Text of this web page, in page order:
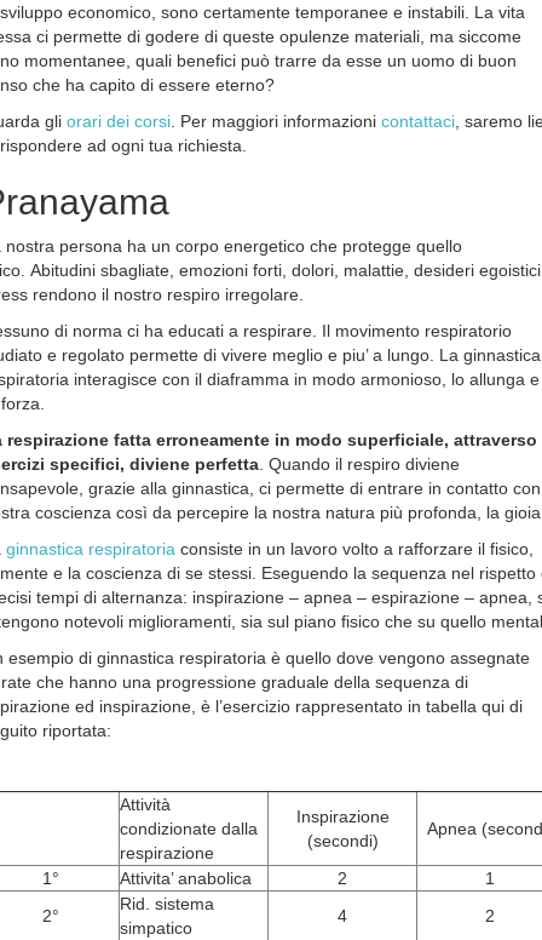
economico, sono certamente temporanee e instabili. La vita
ci permette di godere di queste opulenze materiali, ma siccome
momentanee, quali benefici può trarre da esse un uomo di buon
che ha capito di essere eterno?
gli orari dei corsi . Per maggiori informazioni contattaci , saremo
ad ogni tua richiesta.
nostra persona ha un corpo energetico che protegge quello
Abitudini sbagliate, emozioni forti, dolori, malattie, desideri
rendono il nostro respiro irregolare.
di norma ci ha educati a respirare. Il movimento respiratorio
e regolato permette di vivere meglio e piu’ a lungo. La ginnastica
interagisce con il diaframma in modo armonioso, lo allunga
respirazione fatta erroneamente in modo superficiale, attraverso
specifici, diviene perfetta . Quando il respiro diviene
grazie alla ginnastica, ci permette di entrare in contatto
coscienza così da percepire la nostra natura più profonda, la
ginnastica respiratoria consiste in un lavoro volto a rafforzare il fisico,
e la coscienza di se stessi. Eseguendo la sequenza nel rispetto
tempi di alternanza: inspirazione – apnea – espirazione – apnea,
notevoli miglioramenti, sia sul piano fisico che su quello
esempio di ginnastica respiratoria è quello dove vengono assegnate
che hanno una progressione graduale della sequenza di
ed inspirazione, è l’esercizio rappresentato in tabella qui di
riportata:
Attività
condizionate dalla
respirazione
Inspirazione
(secondi)
Apnea
1° Attivita’ anabolica 2
1
2°
Rid. sistema
simpatico
4 2